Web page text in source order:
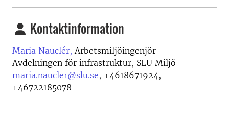
Kontaktinformation
Maria Nauclér, Arbetsmiljöingenjör
Avdelningen för infrastruktur, SLU Miljö
maria.naucler@slu.se, +4618671924,
+46722185078